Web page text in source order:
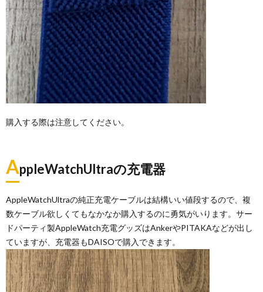
購入する際は注意してください。
AppleWatchUltraの充電器
AppleWatchUltraの純正充電ケーブルは結構いい値段するので、複
数ケーブル欲しくてもなかなか購入するのに勇気がいります。サー
ドパーティ製AppleWatch充電グッズはAnkerやPITAKAなどが出し
ていますが、充電器もDAISOで購入できます。